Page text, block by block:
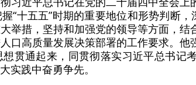
“十五五”时期的重要地位和形势判断
举措，坚持和加强党的领导等方面，
口高质量发展决策部署的工作要求。
贯通起来，同贯彻落实习近平总书记
实践中奋勇争先。